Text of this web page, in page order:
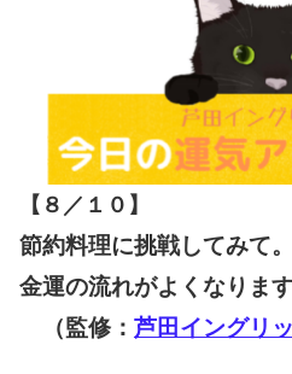
【８／１０ 】
節約料理に挑戦してみて
金運の流れがよくなります
（監修： 芦田イングリ